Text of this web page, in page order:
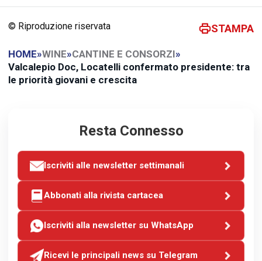
© Riproduzione riservata STAMPA
HOME»WINE»CANTINE E CONSORZI»
Valcalepio Doc, Locatelli confermato presidente: tra
le priorità giovani e crescita
Resta Connesso
Iscriviti alle newsletter settimanali
Abbonati alla rivista cartacea
Iscriviti alla newsletter su WhatsApp
Ricevi le principali news su Telegram